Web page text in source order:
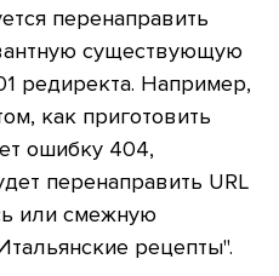
перенаправить
существующую
редиректа. Например,
как приготовить
ошибку 404,
перенаправить URL
или смежную
рецепты".